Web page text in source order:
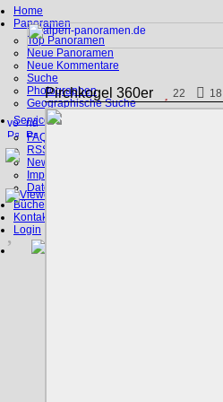
Home
Panoramen
Top Panoramen
Neue Panoramen
Neue Kommentare
Suche
Photographen
Geographische Suche
Service
FAQ
RSS, Google Earth
News
Impressum
Datenschutz
Bücher
Kontakt
Login
Pirchkogel 360er 22 18